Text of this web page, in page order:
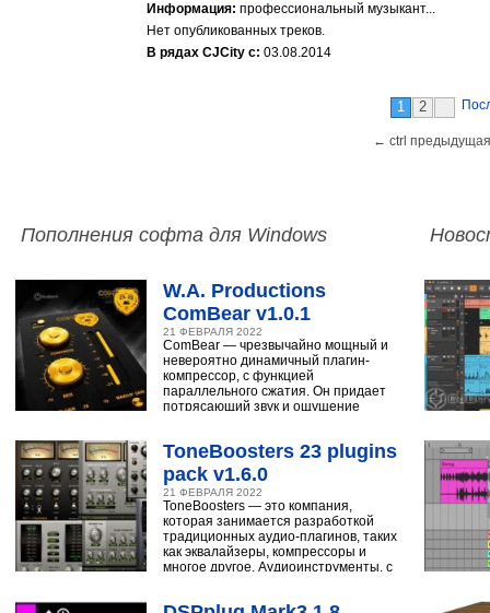
Информация: профессиональный музыкант...
Нет опубликованных треков.
В рядах CJCity с: 03.08.2014
1 2
← ctrl
Пополнения софта для Windows
W.A. Productions
ComBear v1.0.1
21 ФЕВРАЛЯ 2022
ComBear — чрезвычайно мощный и
невероятно динамичный плагин-
компрессор, с функцией
параллельного сжатия. Он придает
потрясающий звук и ощущение
ToneBoosters 23 plugins
pack v1.6.0
21 ФЕВРАЛЯ 2022
ToneBoosters — это компания,
которая занимается разработкой
традиционных аудио-плагинов, таких
как эквалайзеры, компрессоры и
многое другое. Аудиоинструменты, с